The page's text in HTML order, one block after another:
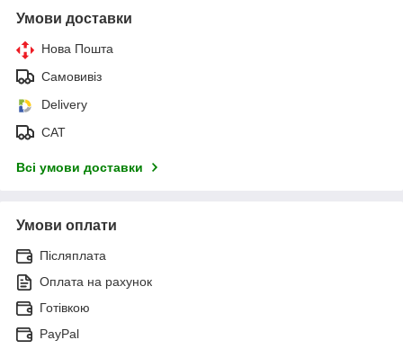
Умови доставки
Нова Пошта
Самовивіз
Delivery
САТ
Всі умови доставки
Умови оплати
Післяплата
Оплата на рахунок
Готівкою
PayPal